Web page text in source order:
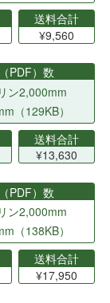
送料合計
¥9,560
PDF）数
ン2,000mm
（129KB）
送料合計
¥13,630
PDF）数
ン2,000mm
（138KB）
送料合計
¥17,950